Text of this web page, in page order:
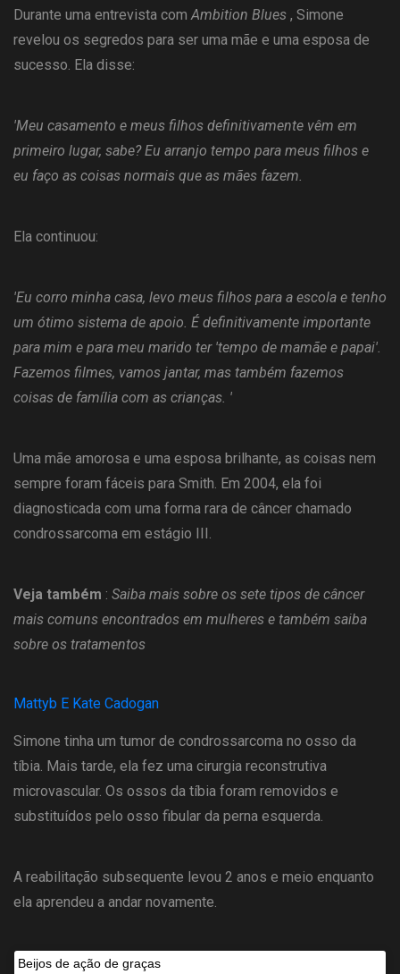
Durante uma entrevista comAmbition Blues , Simone
revelou os segredos para ser uma mãe e uma esposa de
sucesso. Ela disse:
'Meu casamento e meus filhos definitivamente vêm em
primeiro lugar, sabe? Eu arranjo tempo para meus filhos e
eu faço as coisas normais que as mães fazem.
Ela continuou:
'Eu corro minha casa, levo meus filhos para a escola e tenho
um ótimo sistema de apoio. É definitivamente importante
para mim e para meu marido ter 'tempo de mamãe e papai'.
Fazemos filmes, vamos jantar, mas também fazemos
coisas de família com as crianças. '
Uma mãe amorosa e uma esposa brilhante, as coisas nem
sempre foram fáceis para Smith. Em 2004, ela foi
diagnosticada com uma forma rara de câncer chamado
condrossarcoma em estágio III.
Veja também : Saiba mais sobre os sete tipos de câncer
mais comuns encontrados em mulheres e também saiba
sobre os tratamentos
Mattyb E Kate Cadogan
Simone tinha um tumor de condrossarcoma no osso da
tíbia. Mais tarde, ela fez uma cirurgia reconstrutiva
microvascular. Os ossos da tíbia foram removidos e
substituídos pelo osso fibular da perna esquerda.
A reabilitação subsequente levou 2 anos e meio enquanto
ela aprendeu a andar novamente.
Beijos de ação de graças